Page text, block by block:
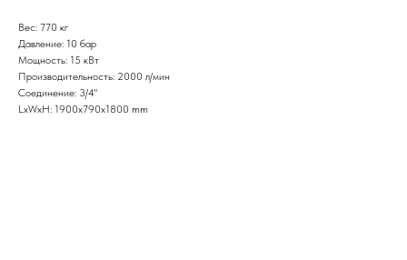
Вес: 770 кг
Давление: 10 бар
Мощность: 15 кВт
Производительность: 2000 л/мин
Соединение: 3/4"
LxWxH: 1900x790x1800 mm